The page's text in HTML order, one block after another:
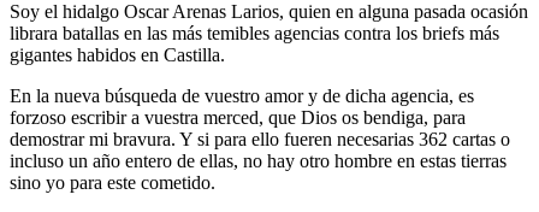
Soy el hidalgo Oscar Arenas Larios, quien en alguna pasada ocasión
librara batallas en las más temibles agencias contra los briefs más
gigantes habidos en Castilla.
En la nueva búsqueda de vuestro amor y de dicha agencia, es
forzoso escribir a vuestra merced, que Dios os bendiga, para
demostrar mi bravura. Y si para ello fueren necesarias 362 cartas o
incluso un año entero de ellas, no hay otro hombre en estas tierras
sino yo para este cometido.